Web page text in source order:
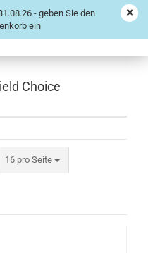
- geben Sie den
ein
Choice
16 pro Seite